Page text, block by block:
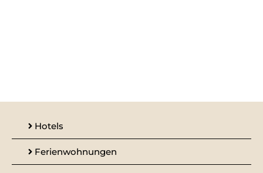
Hotels
Ferienwohnungen